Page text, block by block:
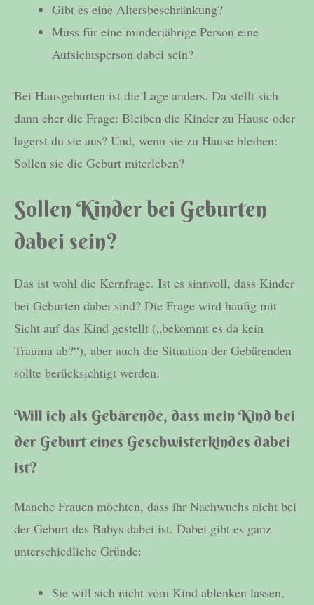
Gibt es eine Altersbeschränkung?
Muss für eine minderjährige Person eine
Aufsichtsperson dabei sein?
Bei Hausgeburten ist die Lage anders. Da stellt sich
dann eher die Frage: Bleiben die Kinder zu Hause oder
lagerst du sie aus? Und, wenn sie zu Hause bleiben:
Sollen sie die Geburt miterleben?
Sollen Kinder bei Geburten
dabei sein?
Das ist wohl die Kernfrage. Ist es sinnvoll, dass Kinder
bei Geburten dabei sind? Die Frage wird häufig mit
Sicht auf das Kind gestellt („bekommt es da kein
Trauma ab?“), aber auch die Situation der Gebärenden
sollte berücksichtigt werden.
Will ich als Gebärende, dass mein Kind bei
der Geburt eines Geschwisterkindes dabei
ist?
Manche Frauen möchten, dass ihr Nachwuchs nicht bei
der Geburt des Babys dabei ist. Dabei gibt es ganz
unterschiedliche Gründe:
Sie will sich nicht vom Kind ablenken lassen,